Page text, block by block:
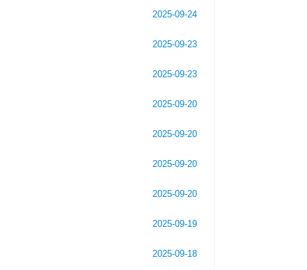
2025-09-24
2025-09-23
2025-09-23
2025-09-20
2025-09-20
2025-09-20
2025-09-20
2025-09-19
2025-09-18